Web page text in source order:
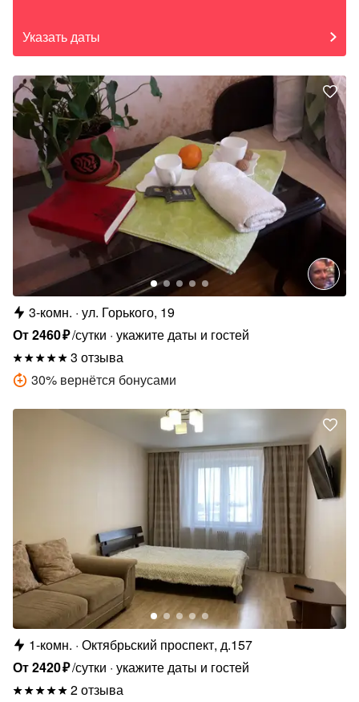
Указать даты
3-комн. ул. Горького, 19
От2460₽/сутки укажите даты и гостей
3 отзыва
30% вернётся бонусами
1-комн. Октябрьский проспект, д.157
От2420₽/сутки укажите даты и гостей
2 отзыва